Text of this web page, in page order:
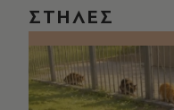
ΣΤΗΛΕΣ